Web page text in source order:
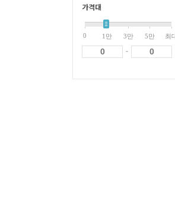
가격대
0 1만 3만 5만 최
-